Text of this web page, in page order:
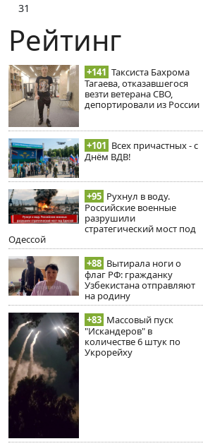
31
Рейтинг
+141 Таксиста Бахрома
Тагаева, отказавшегося
везти ветерана СВО,
депортировали из России
+101 Всех причастных - с
Днём ВДВ!
+95 Рухнул в воду.
Российские военные
разрушили
стратегический мост под
Одессой
+88 Вытирала ноги о
флаг РФ: гражданку
Узбекистана отправляют
на родину
+83 Массовый пуск
"Искандеров" в
количестве 6 штук по
Укрорейху